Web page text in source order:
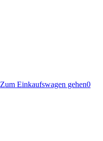
Zum Einkaufswagen gehen0